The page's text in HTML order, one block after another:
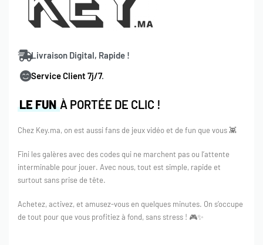
LE FUNÀ PORTÉE DE CLIC !
Chez Key.ma, on est aussi fans de jeux vidéo et de fun que vous 👾
Fini les galères avec des codes qui ne marchent pas ou l’attente
interminable pour jouer. Avec nous, tout est simple, rapide et
surtout sans prise de tête.
Achetez, activez, et amusez-vous en quelques minutes. On s’occupe
de tout pour que vous profitiez à fond, sans stress ! 🎮✨
Livraison Digital, Rapide !
Service Client 7j/7.